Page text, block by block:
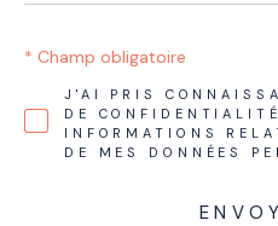
J'AI PRIS
DE
INFORMATIONS
DE MES DONNÉES
* Champ obligatoire